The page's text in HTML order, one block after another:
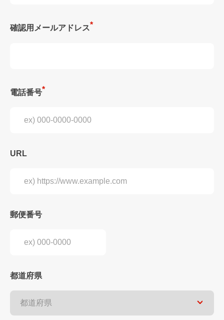
確認用メールアドレス
電話番号
URL
郵便番号
都道府県